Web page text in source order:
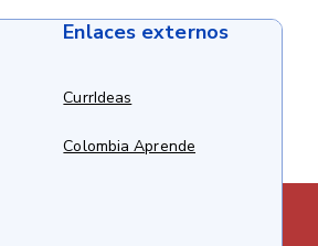
Enlaces externos
CurrIdeas
Colombia Aprende